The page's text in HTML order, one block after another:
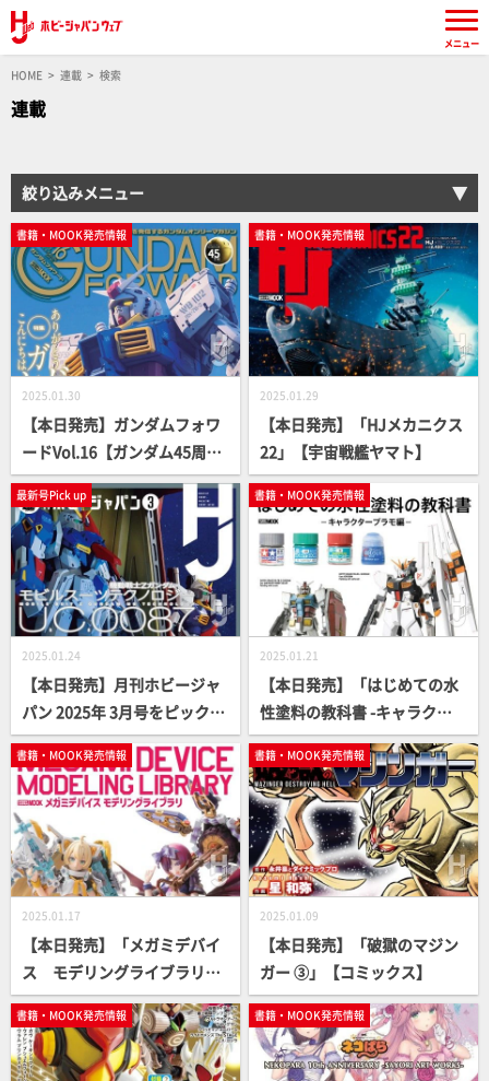
HOME 連載 検索
連載
絞り込みメニュー
書籍・MOOK発売情報
2025.01.30
【本日発売】ガンダムフォワ
ードVol.16【ガンダム45周
年】
書籍・MOOK発売情報
2025.01.29
【本日発売】「HJメカニクス
22」【宇宙戦艦ヤマト】
最新号Pick up
2025.01.24
【本日発売】月刊ホビージャ
パン 2025年 3月号をピックア
ップ！
書籍・MOOK発売情報
2025.01.21
【本日発売】「はじめての水
性塗料の教科書 -キャラクタ
ープラモ編-」【How To】
書籍・MOOK発売情報
2025.01.17
【本日発売】「メガミデバイ
ス モデリングライブラリ」
【デカール付き】
書籍・MOOK発売情報
2025.01.09
【本日発売】「破獄のマジン
ガー ③」【コミックス】
書籍・MOOK発売情報 書籍・MOOK発売情報
メニュー